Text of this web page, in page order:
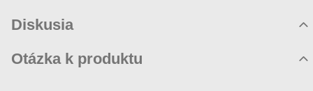
Diskusia
Zatiaľ nie sú žiadne komentáre! Buďte prvý!
Otázka k produktu